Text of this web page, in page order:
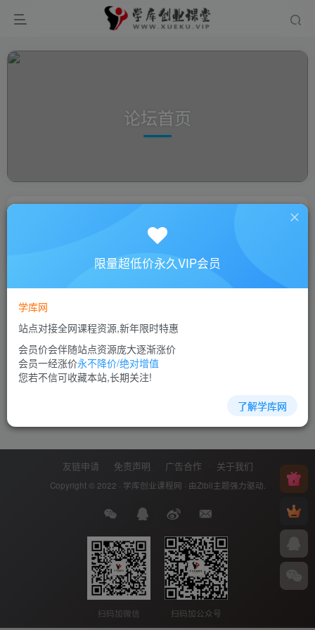
论坛首页
友链申请 免责声明 广告合作 关于我们
Copyright © 2022 · 学库创业课程网 · 由Zibll主题强力驱动.
扫码加微信 扫码加公众号
限量超低价永久VIP会员
学库网
站点对接全网课程资源,新年限时特惠
会员价会伴随站点资源庞大逐渐涨价
会员一经涨价永不降价/绝对增值
您若不信可收藏本站,长期关注!
了解学库网